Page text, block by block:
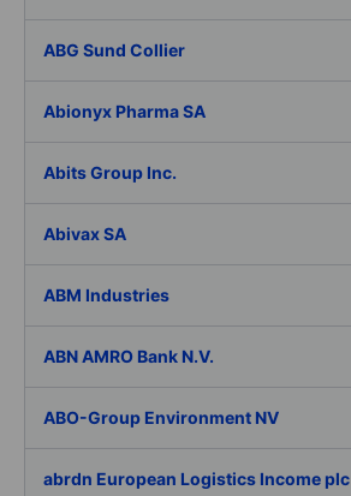
ABG Sund Collier
Abionyx Pharma SA
Abits Group Inc.
Abivax SA
ABM Industries
ABN AMRO Bank N.V.
ABO-Group Environment NV
abrdn European Logistics Income plc